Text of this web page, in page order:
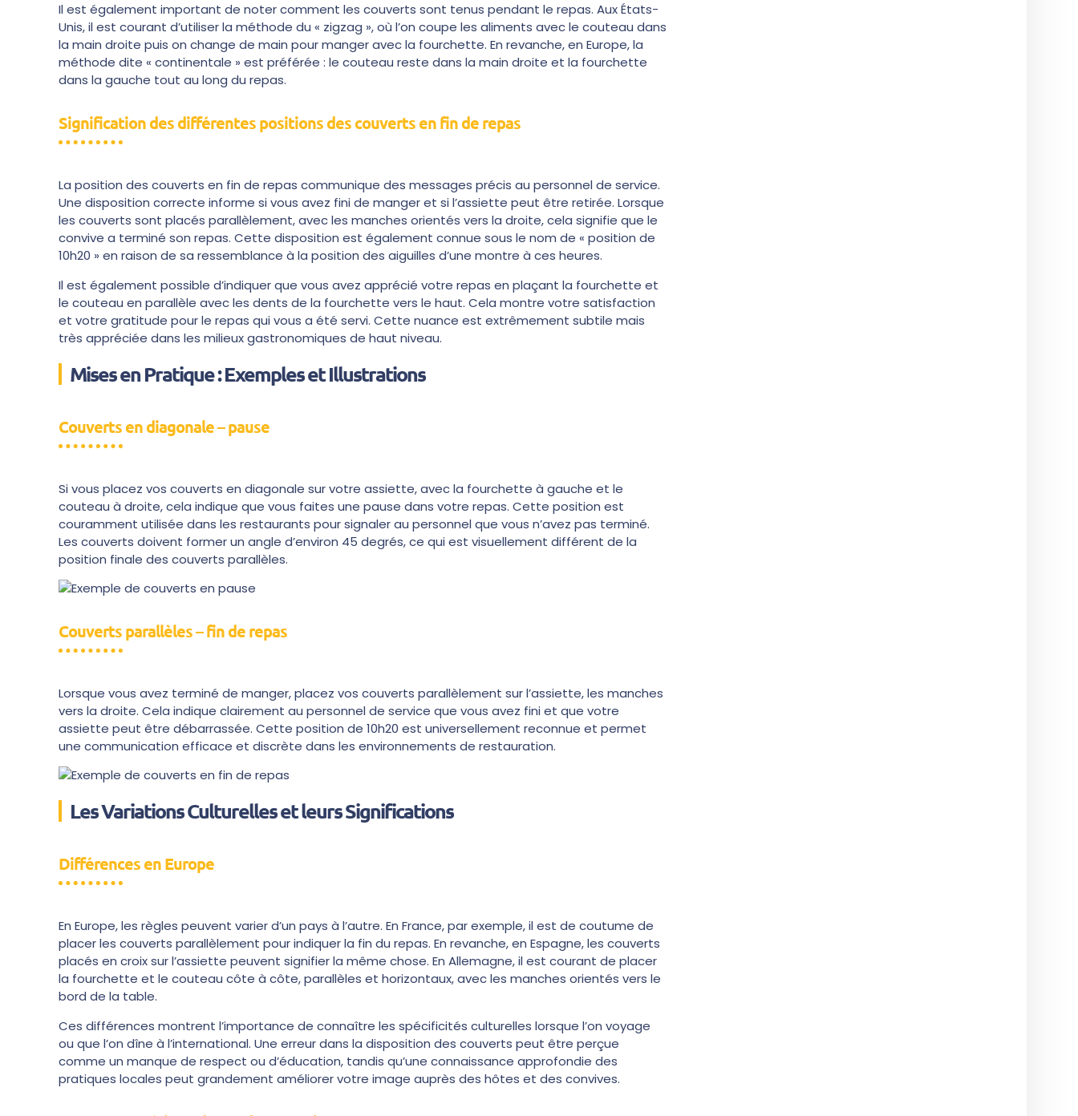
Il est également important de noter comment les couverts sont tenus pendant le repas. Aux États-
Unis, il est courant d’utiliser la méthode du « zigzag », où l’on coupe les aliments avec le couteau dans
la main droite puis on change de main pour manger avec la fourchette. En revanche, en Europe, la
méthode dite « continentale » est préférée : le couteau reste dans la main droite et la fourchette
dans la gauche tout au long du repas.
Signification des différentes positions des couverts en fin de repas
La position des couverts en fin de repas communique des messages précis au personnel de service.
Une disposition correcte informe si vous avez fini de manger et si l’assiette peut être retirée. Lorsque
les couverts sont placés parallèlement, avec les manches orientés vers la droite, cela signifie que le
convive a terminé son repas. Cette disposition est également connue sous le nom de « position de
10h20 » en raison de sa ressemblance à la position des aiguilles d’une montre à ces heures.
Il est également possible d’indiquer que vous avez apprécié votre repas en plaçant la fourchette et
le couteau en parallèle avec les dents de la fourchette vers le haut. Cela montre votre satisfaction
et votre gratitude pour le repas qui vous a été servi. Cette nuance est extrêmement subtile mais
très appréciée dans les milieux gastronomiques de haut niveau.
Mises en Pratique : Exemples et Illustrations
Couverts en diagonale – pause
Si vous placez vos couverts en diagonale sur votre assiette, avec la fourchette à gauche et le
couteau à droite, cela indique que vous faites une pause dans votre repas. Cette position est
couramment utilisée dans les restaurants pour signaler au personnel que vous n’avez pas terminé.
Les couverts doivent former un angle d’environ 45 degrés, ce qui est visuellement différent de la
position finale des couverts parallèles.
Couverts parallèles – fin de repas
Lorsque vous avez terminé de manger, placez vos couverts parallèlement sur l’assiette, les manches
vers la droite. Cela indique clairement au personnel de service que vous avez fini et que votre
assiette peut être débarrassée. Cette position de 10h20 est universellement reconnue et permet
une communication efficace et discrète dans les environnements de restauration.
Les Variations Culturelles et leurs Significations
Différences en Europe
En Europe, les règles peuvent varier d’un pays à l’autre. En France, par exemple, il est de coutume de
placer les couverts parallèlement pour indiquer la fin du repas. En revanche, en Espagne, les couverts
placés en croix sur l’assiette peuvent signifier la même chose. En Allemagne, il est courant de placer
la fourchette et le couteau côte à côte, parallèles et horizontaux, avec les manches orientés vers le
bord de la table.
Ces différences montrent l’importance de connaître les spécificités culturelles lorsque l’on voyage
ou que l’on dîne à l’international. Une erreur dans la disposition des couverts peut être perçue
comme un manque de respect ou d’éducation, tandis qu’une connaissance approfondie des
pratiques locales peut grandement améliorer votre image auprès des hôtes et des convives.